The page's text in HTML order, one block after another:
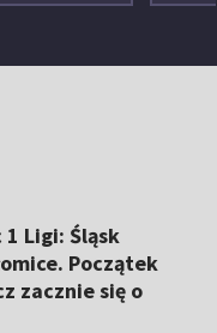
Ligi: Śląsk
Początek
zacznie się o